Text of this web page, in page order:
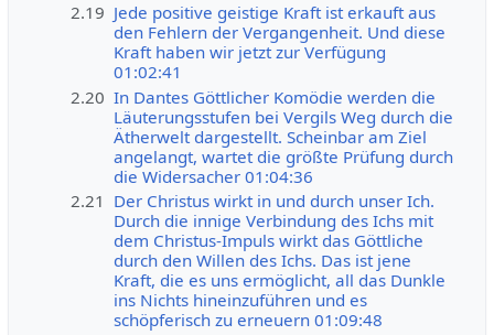
2.19 Jede positive geistige Kraft ist erkauft aus
den Fehlern der Vergangenheit. Und diese
Kraft haben wir jetzt zur Verfügung
01:02:41
2.20 In Dantes Göttlicher Komödie werden die
Läuterungsstufen bei Vergils Weg durch die
Ätherwelt dargestellt. Scheinbar am Ziel
angelangt, wartet die größte Prüfung durch
die Widersacher 01:04:36
2.21 Der Christus wirkt in und durch unser Ich.
Durch die innige Verbindung des Ichs mit
dem Christus-Impuls wirkt das Göttliche
durch den Willen des Ichs. Das ist jene
Kraft, die es uns ermöglicht, all das Dunkle
ins Nichts hineinzuführen und es
schöpferisch zu erneuern 01:09:48